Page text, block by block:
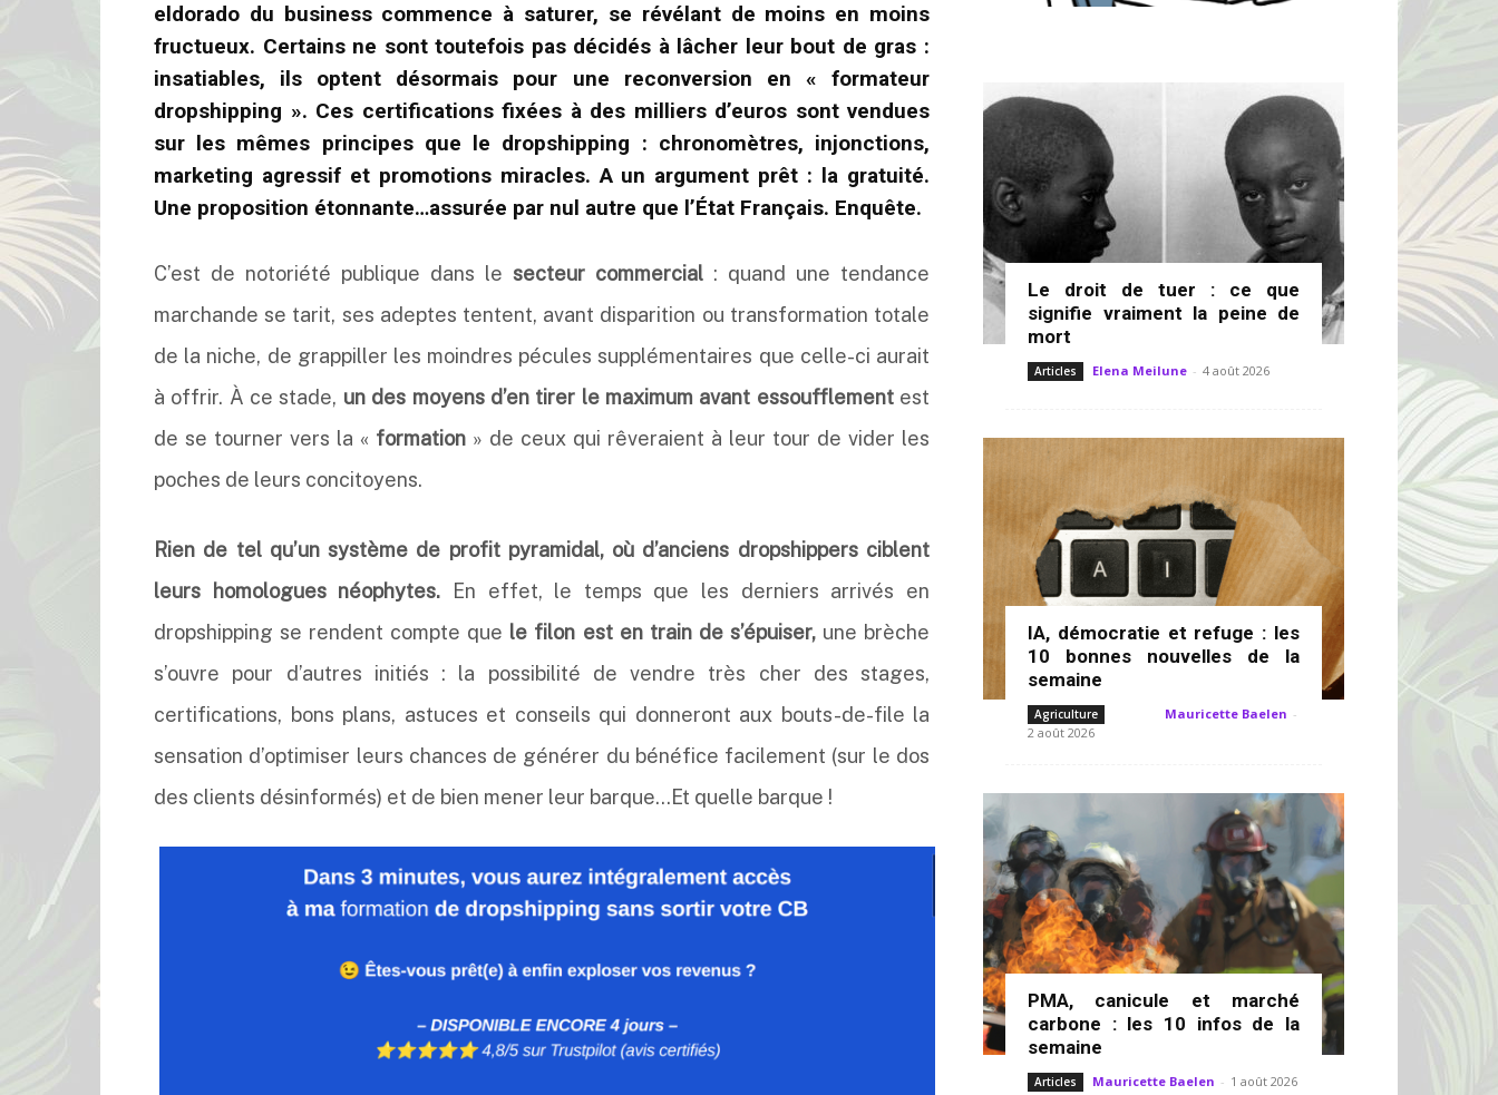
eldorado du business commence à saturer, se révélant de moins en moins
fructueux. Certains ne sont toutefois pas décidés à lâcher leur bout de gras :
insatiables, ils optent désormais pour une reconversion en « formateur
dropshipping ». Ces certifications fixées à des milliers d’euros sont vendues
sur les mêmes principes que le dropshipping : chronomètres, injonctions,
marketing agressif et promotions miracles. A un argument prêt : la gratuité.
Une proposition étonnante…assurée par nul autre que l’État Français. Enquête.
C’est de notoriété publique dans le secteur commercial : quand une tendance
marchande se tarit, ses adeptes tentent, avant disparition ou transformation totale
de la niche, de grappiller les moindres pécules supplémentaires que celle-ci aurait
à offrir. À ce stade, un des moyens d’en tirer le maximum avant essoufflementest
de se tourner vers la « formation » de ceux qui rêveraient à leur tour de vider les
poches de leurs concitoyens.
Rien de tel qu’un système de profit pyramidal, où d’anciens dropshippers ciblent
leurs homologues néophytes.
En effet, le temps que les derniers arrivés en
dropshipping se rendent compte que le filon est en train de s’épuiser,une brèche
s’ouvre pour d’autres initiés : la possibilité de vendre très cher des stages,
certifications, bons plans, astuces et conseils qui donneront aux bouts-de-file la
sensation d’optimiser leurs chances de générer du bénéfice facilement (sur le dos
des clients désinformés) et de bien mener leur barque…Et quelle barque !
Le droit de tuer : ce que
signifie vraiment la peine de
mort
Articles Elena Meilune - 4 août 2026
IA, démocratie et refuge : les
10 bonnes nouvelles de la
semaine
Agriculture Mauricette Baelen -
2 août 2026
PMA, canicule et marché
carbone : les 10 infos de la
semaine
Articles Mauricette Baelen - 1 août 2026